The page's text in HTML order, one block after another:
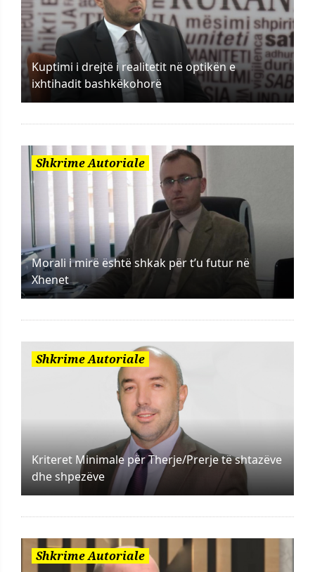
Kuptimi i drejtë i realitetit në optikën e
ixhtihadit bashkëkohorë
Shkrime Autoriale
Morali i mirë është shkak për t’u futur në
Xhenet
Shkrime Autoriale
Kriteret Minimale për Therje/Prerje të shtazëve
dhe shpezëve
Shkrime Autoriale